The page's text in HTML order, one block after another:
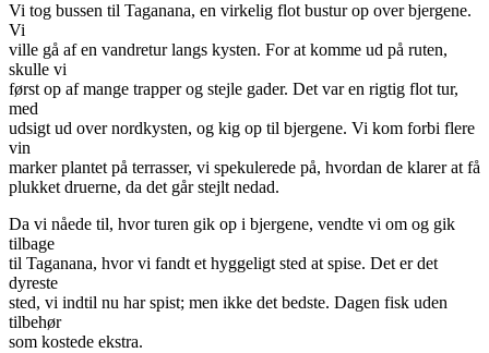
Vi tog bussen til Taganana, en virkelig flot bustur op over bjergene.
Vi
ville gå af en vandretur langs kysten. For at komme ud på ruten,
skulle vi
først op af mange trapper og stejle gader. Det var en rigtig flot tur,
med
udsigt ud over nordkysten, og kig op til bjergene. Vi kom forbi flere
vin
marker plantet på terrasser, vi spekulerede på, hvordan de klarer at få
plukket druerne, da det går stejlt nedad.
Da vi nåede til, hvor turen gik op i bjergene, vendte vi om og gik
tilbage
til Taganana, hvor vi fandt et hyggeligt sted at spise. Det er det
dyreste
sted, vi indtil nu har spist; men ikke det bedste. Dagen fisk uden
tilbehør
som kostede ekstra.